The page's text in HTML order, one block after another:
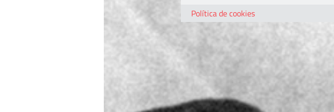
Política de cookies